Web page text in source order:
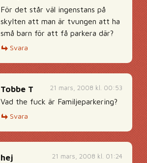
För det står väl ingenstans på
skylten att man är tvungen att ha
små barn för att få parkera där?
Svara
21 mars, 2008 kl. 00:53
Tobbe T
Vad the fuck är Familjeparkering?
Svara
21 mars, 2008 kl. 01:24
hej